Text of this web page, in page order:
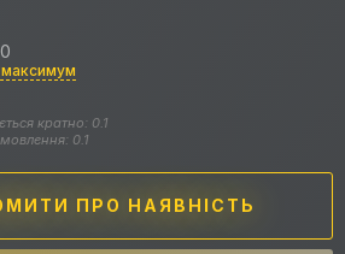
кратно: 0.1
0.1
ПРО НАЯВНІСТЬ